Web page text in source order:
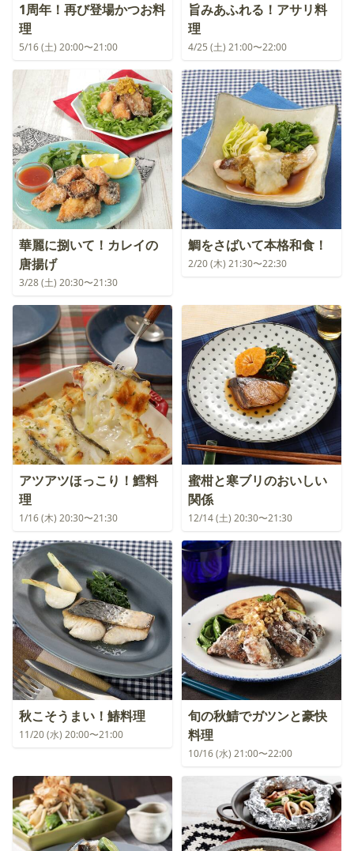
1周年！再び登場かつお料
理
5/16 (土) 20:00〜21:00
旨みあふれる！アサリ料
理
4/25 (土) 21:00〜22:00
華麗に捌いて！カレイの
唐揚げ
3/28 (土) 20:30〜21:30
鯛をさばいて本格和食！
2/20 (木) 21:30〜22:30
アツアツほっこり！鱈料
理
1/16 (木) 20:30〜21:30
蜜柑と寒ブリのおいしい
関係
12/14 (土) 20:30〜21:30
秋こそうまい！鰆料理
11/20 (水) 20:00〜21:00
旬の秋鯖でガツンと豪快
料理
10/16 (水) 21:00〜22:00